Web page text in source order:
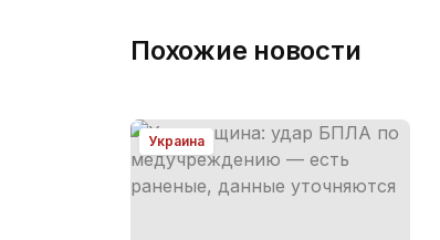
Похожие новости
Украина